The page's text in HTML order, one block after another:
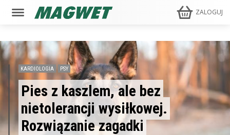
ZALOGUJ
KARDIOLOGIA PSY
Pies z kaszlem, ale bez
nietolerancji wysiłkowej.
Rozwiązanie zagadki